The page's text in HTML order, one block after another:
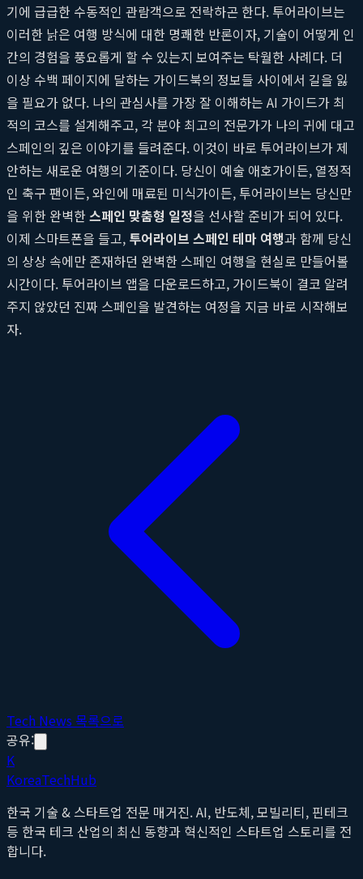
기에 급급한 수동적인 관람객으로 전락하곤 한다. 투어라이브는
이러한 낡은 여행 방식에 대한 명쾌한 반론이자, 기술이 어떻게 인
간의 경험을 풍요롭게 할 수 있는지 보여주는 탁월한 사례다. 더
이상 수백 페이지에 달하는 가이드북의 정보들 사이에서 길을 잃
을 필요가 없다. 나의 관심사를 가장 잘 이해하는 AI 가이드가 최
적의 코스를 설계해주고, 각 분야 최고의 전문가가 나의 귀에 대고
스페인의 깊은 이야기를 들려준다. 이것이 바로 투어라이브가 제
안하는 새로운 여행의 기준이다. 당신이 예술 애호가이든, 열정적
인 축구 팬이든, 와인에 매료된 미식가이든, 투어라이브는 당신만
을 위한 완벽한스페인 맞춤형 일정을 선사할 준비가 되어 있다.
이제 스마트폰을 들고, 투어라이브 스페인 테마 여행과 함께 당신
의 상상 속에만 존재하던 완벽한 스페인 여행을 현실로 만들어볼
시간이다. 투어라이브 앱을 다운로드하고, 가이드북이 결코 알려
주지 않았던 진짜 스페인을 발견하는 여정을 지금 바로 시작해보
자.
Tech News 목록으로
공유:
K
KoreaTechHub
한국 기술 & 스타트업 전문 매거진. AI, 반도체, 모빌리티, 핀테크
등 한국 테크 산업의 최신 동향과 혁신적인 스타트업 스토리를 전
합니다.